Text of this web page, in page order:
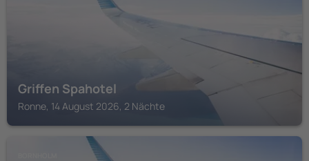
Griffen Spahotel
Ronne, 14 August 2026, 2 Nächte